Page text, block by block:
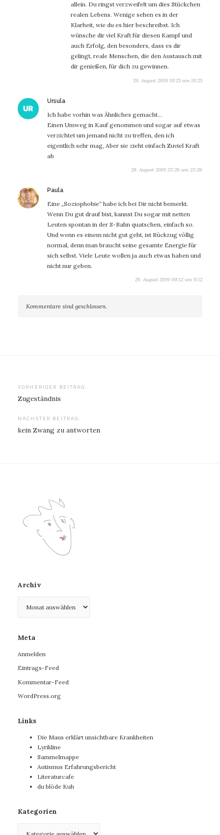
allein. Du ringst verzweifelt um dies Stückchen
realen Lebens. Wenige sehen es in der
Klarheit, wie du es hier beschreibst. Ich
wünsche dir viel Kraft für diesen Kampf und
auch Erfolg, den besonders, dass es dir
gelingt, reale Menschen, die den Austausch mit
dir genießen, für dich zu gewinnen.
29. August 2019 10:25 um 10:25
Ursula
Ich habe vorhin was Ähnliches gemacht…
Einen Umweg in Kauf genommen und sogar auf etwas
verzichtet um jemand nicht zu treffen, den ich
eigentlich sehr mag, Aber sie zieht einfach Zuviel Kraft
ab
28. August 2019 23:26 um 23:26
Paulasagt:
Eine „Soziophobie“ habe ich bei Dir nicht bemerkt.
Wenn Du gut drauf bist, kannst Du sogar mit netten
Leuten spontan in der S-Bahn quatschen, einfach so.
Und wenn es einem nicht gut geht, ist Rückzug völlig
normal, denn man braucht seine gesamte Energie für
sich selbst. Viele Leute wollen ja auch etwas haben und
nicht nur geben.
29. August 2019 09:12 um 9:12
Kommentare sind geschlossen.
Beitragsnavigation
VORHERIGER BEITRAG:
Zugeständnis
NÄCHSTER BEITRAG:
kein Zwang zu antworten
Archiv
Meta
Anmelden
Eintrags-Feed
Kommentar-Feed
WordPress.org
Links
Die Maus erklärt unsichtbare Krankheiten
Lyrikline
Sammelmappe
Autismus Erfahrungsbericht
Literaturcafe
du blöde Kuh
Kategorien